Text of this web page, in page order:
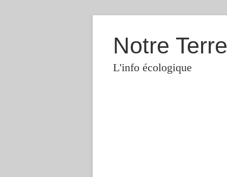
Notre Terre
L'info écologique